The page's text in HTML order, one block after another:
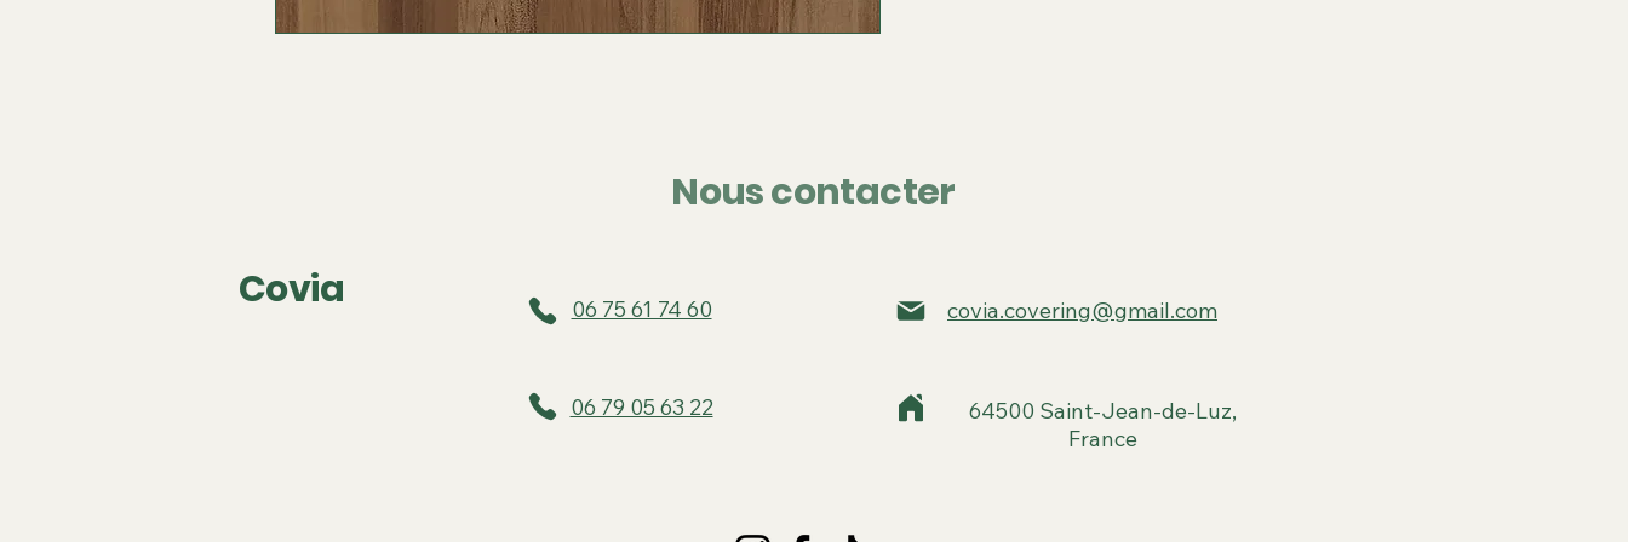
Covia
Nous contacter
06 75 61 74 60
06 79 05 63 22
covia.covering@gmail.com
64500 Saint-Jean-de-Luz,
France